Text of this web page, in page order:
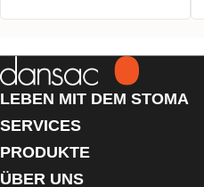
LEBEN MIT DEM STOMA
SERVICES
PRODUKTE
ÜBER UNS